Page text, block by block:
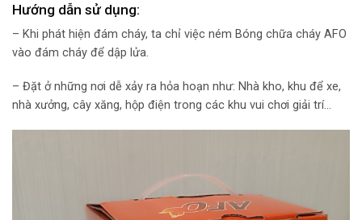
Hướng dẫn sử dụng:
– Khi phát hiện đám cháy, ta chỉ việc ném Bóng chữa cháy AFO
vào đám cháy để dập lửa.
– Đặt ở những nơi dễ xảy ra hỏa hoạn như: Nhà kho, khu để xe,
nhà xưởng, cây xăng, hộp điện trong các khu vui chơi giải trí…